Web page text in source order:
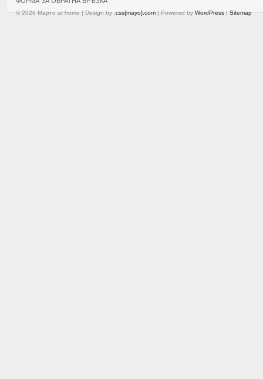
© 2026 Марто at home | Design by.css{mayo}.com| Powered byWordPress|Sitemap